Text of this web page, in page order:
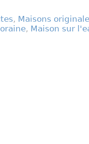
, Maisons
, Maison sur